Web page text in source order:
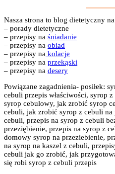
Nasza strona to blog dietetyczny
– porady dietetyczne
– przepisy na śniadanie
– przepisy na obiad
– przepisy na kolacje
– przepisy na przekąski
– przepisy na desery
Powiązane zagadnienia- posiłek:
cebuli przepis właściwości, syrop
syrop cebulowy, jak zrobić syrop
cebuli, jak zrobić syrop z cebuli na
cebuli, przepis na syrop z cebuli
przeziębienie, przepis na syrop z
domowy syrop na przeziebienie,
na syrop na kaszel z cebuli,
cebuli jak go zrobić, jak
się robi syrop z cebuli przepis